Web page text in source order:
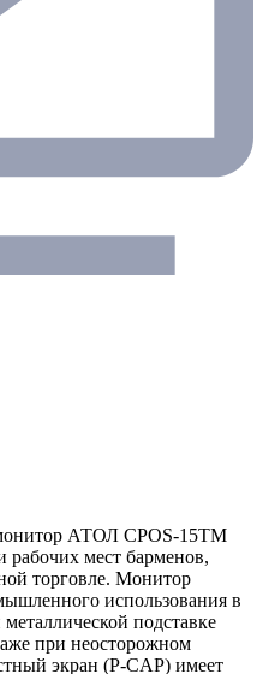
АТОЛ CPOS-15TM
рабочих мест барменов,
торговле. Монитор
использования в
подставке
при неосторожном
экран (P-CAP) имеет